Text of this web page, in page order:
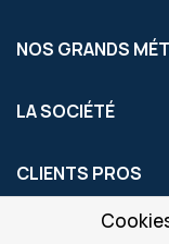
NOS GRANDS
LA SOCIÉTÉ
CLIENTS PROS
S'INSCRIRE AUX